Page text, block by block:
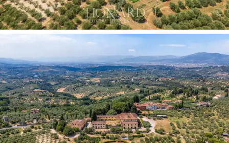
authentieke Toscaanse rustieke stijl. Aan de linkerkant
van het landgoed bevindt zich eenvrijstaande
met een eigen ingang, die dienstdoet als
prestigieus gastenverblijf en gasten volledige
autonomie garandeert. Een tweede, aparte structuur,
bereikbaar via de monumentale hoofdingang, is
bestemd voor debeheerder en het personeel en
zorgt voor een onberispelijk en discreet logistiek
beheer van het gehele landgoed, terwijl de rust en